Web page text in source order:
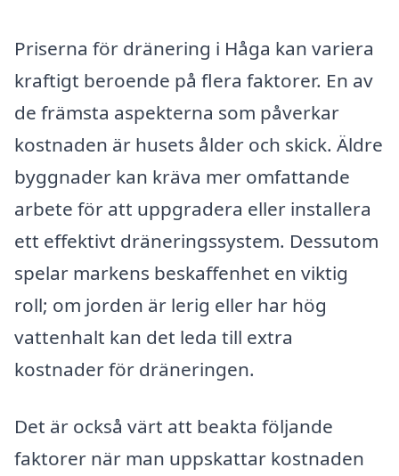
Priserna för dränering i Håga kan variera
kraftigt beroende på flera faktorer. En av
de främsta aspekterna som påverkar
kostnaden är husets ålder och skick. Äldre
byggnader kan kräva mer omfattande
arbete för att uppgradera eller installera
ett effektivt dräneringssystem. Dessutom
spelar markens beskaffenhet en viktig
roll; om jorden är lerig eller har hög
vattenhalt kan det leda till extra
kostnader för dräneringen.
Det är också värt att beakta följande
faktorer när man uppskattar kostnaden